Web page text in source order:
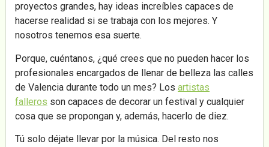
proyectos grandes, hay ideas increíbles capaces de
hacerse realidad si se trabaja con los mejores. Y
nosotros tenemos esa suerte.
Porque, cuéntanos, ¿qué crees que no pueden hacer los
profesionales encargados de llenar de belleza las calles
de Valencia durante todo un mes? Los artistas
falleros son capaces de decorar un festival y cualquier
cosa que se propongan y, además, hacerlo de diez.
Tú solo déjate llevar por la música. Del resto nos